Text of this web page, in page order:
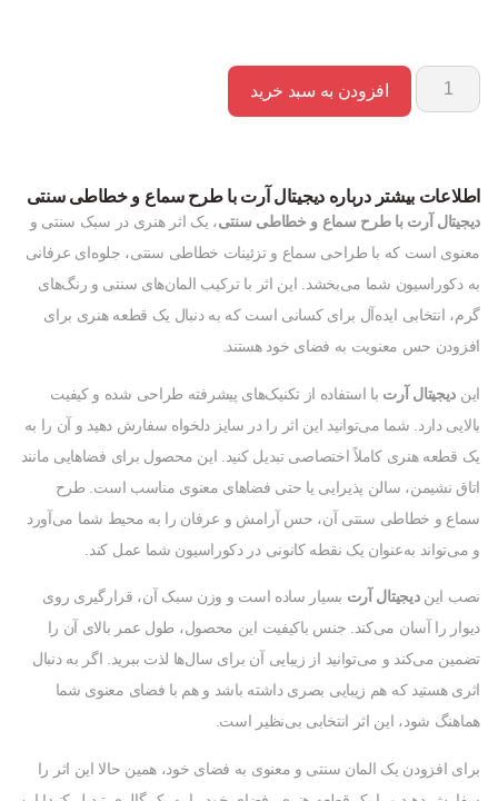
افزودن به سبد خرید
اطلاعات بیشتر درباره دیجیتال آرت با طرح سماع و خطاطی سنتی
دیجیتال آرت با طرح سماع و خطاطی سنتی، یک اثر هنری در سبک سنتی و
معنوی است که با طراحی سماع و تزئینات خطاطی سنتی، جلوه‌ای عرفانی
به دکوراسیون شما می‌بخشد. این اثر با ترکیب المان‌های سنتی و رنگ‌های
گرم، انتخابی ایده‌آل برای کسانی است که به دنبال یک قطعه هنری برای
افزودن حس معنویت به فضای خود هستند.
این دیجیتال آرت با استفاده از تکنیک‌های پیشرفته طراحی شده و کیفیت
بالایی دارد. شما می‌توانید این اثر را در سایز دلخواه سفارش دهید و آن را به
یک قطعه هنری کاملاً اختصاصی تبدیل کنید. این محصول برای فضاهایی مانند
اتاق نشیمن، سالن پذیرایی یا حتی فضاهای معنوی مناسب است. طرح
سماع و خطاطی سنتی آن، حس آرامش و عرفان را به محیط شما می‌آورد
و می‌تواند به‌عنوان یک نقطه کانونی در دکوراسیون شما عمل کند.
نصب ایندیجیتال آرت بسیار ساده است و وزن سبک آن، قرارگیری روی
دیوار را آسان می‌کند. جنس باکیفیت این محصول، طول عمر بالای آن را
تضمین می‌کند و می‌توانید از زیبایی آن برای سال‌ها لذت ببرید. اگر به دنبال
اثری هستید که هم زیبایی بصری داشته باشد و هم با فضای معنوی شما
هماهنگ شود، این اثر انتخابی بی‌نظیر است.
برای افزودن یک المان سنتی و معنوی به فضای خود، همین حالا این اثر را